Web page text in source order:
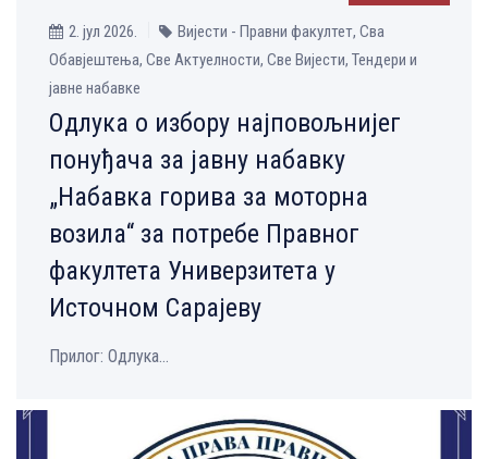
2. јул 2026.
Вијести - Правни факултет, Сва
Обавјештења, Све Aктуелности, Све Вијести, Тендери и
јавне набавке
Одлука о избору најповољнијег
понуђача за јавну набавку
„Набавка горива за моторна
возила“ за потребе Правног
факултета Универзитета у
Источном Сарајеву
Прилог: Одлука...